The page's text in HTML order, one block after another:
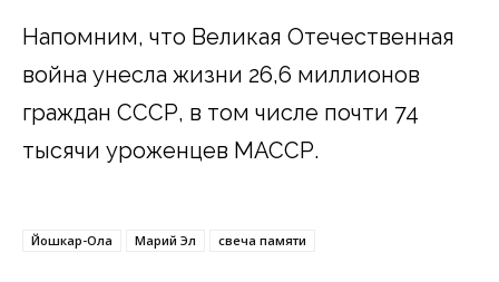
Напомним, что Великая Отечественная
война унесла жизни 26,6 миллионов
граждан СССР, в том числе почти 74
тысячи уроженцев МАССР.
Йошкар-Ола Марий Эл свеча памяти